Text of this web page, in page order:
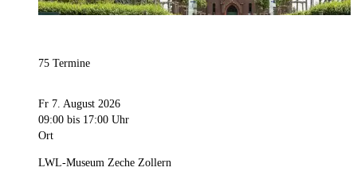
75 Termine
Fr 7. August 2026
09:00 bis 17:00 Uhr
Ort
LWL-Museum Zeche Zollern